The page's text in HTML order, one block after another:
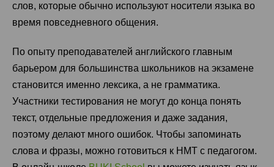
слов, которые обычно используют носители языка во
время повседневного общения.
По опыту преподавателей английского главным
барьером для большинства школьников на экзамене
становится именно лексика, а не грамматика.
Участники тестирования не могут до конца понять
текст, отдельные предложения и даже задания,
поэтому делают много ошибок. Чтобы запоминать
слова и фразы, можно готовиться к НМТ с педагогом.